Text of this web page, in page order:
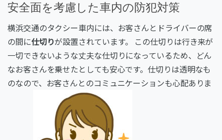
安全面を考慮した車内の防犯対策
横浜交通のタクシー車内には、お客さんとドライバーの席
の間に仕切りが設置されています。 この仕切りは行き来が
一切できないような丈夫な仕切りになっているため、どん
なお客さんを乗せたとしても安心です。仕切りは透明なも
のなので、お客さんとのコミュニケーションも心配ありま